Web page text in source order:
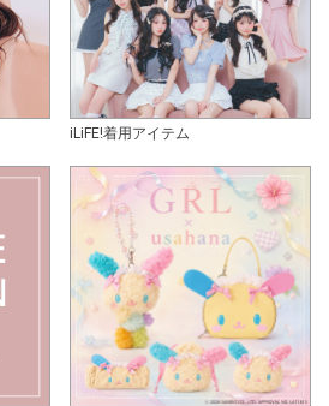
iLiFE!着用アイテム